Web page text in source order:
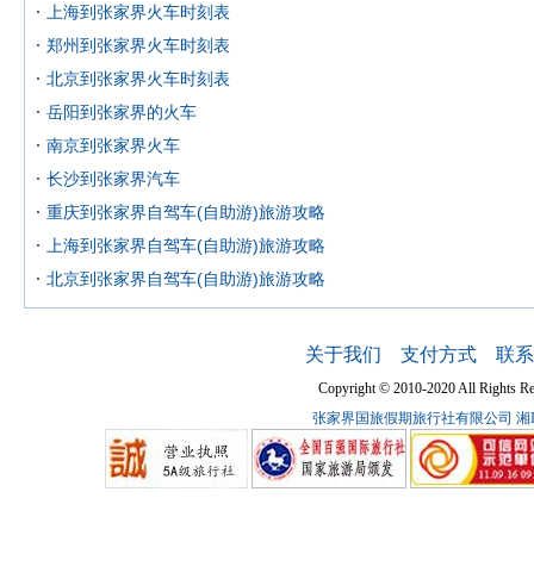
上海到张家界火车时刻表
郑州到张家界火车时刻表
北京到张家界火车时刻表
岳阳到张家界的火车
南京到张家界火车
长沙到张家界汽车
重庆到张家界自驾车(自助游)旅游攻略
上海到张家界自驾车(自助游)旅游攻略
北京到张家界自驾车(自助游)旅游攻略
关于我们 支付方式 联
Copyright © 2010-2020 All Rights
张家界国旅假期旅行社有限公司 湘